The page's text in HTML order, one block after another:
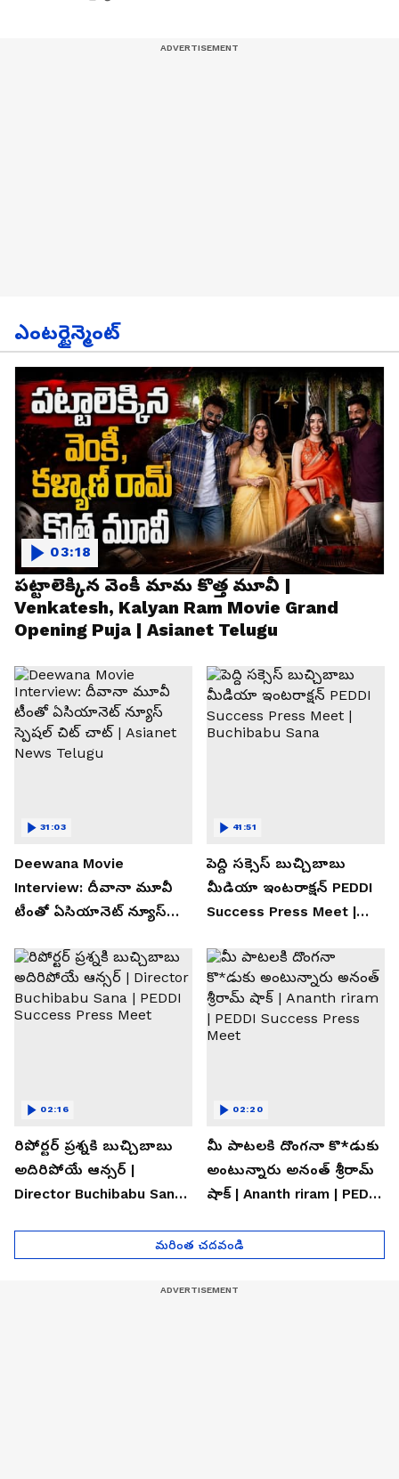
ఎంటర్టైన్మెంట్
పట్టాలెక్కిన వెంకీ మామ కొత్త మూవీ |
Venkatesh, Kalyan Ram Movie Grand
Opening Puja | Asianet Telugu
03:18
Deewana Movie
Interview: దీవానా మూవీ
టీంతో ఏసియానెట్ న్యూస్
News Telugu
31:03
పెద్ది సక్సెస్ బుచ్చిబాబు
మీడియా ఇంటరాక్షన్ PEDDI
Success Press Meet |
41:51
రిపోర్టర్ ప్రశ్నకి బుచ్చిబాబు
అదిరిపోయే ఆన్సర్ |
Director Buchibabu Sana |
02:16
మీ పాటలకి దొంగనా కొ*డుకు
అంటున్నారు అనంత్ శ్రీరామ్
షాక్ | Ananth riram | PEDDI
02:20
మరింత చదవండి